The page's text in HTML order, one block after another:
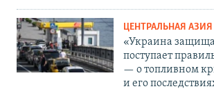
ЦЕНТРАЛЬНАЯ АЗИЯ
«Украина
поступает
— о топливном
и его